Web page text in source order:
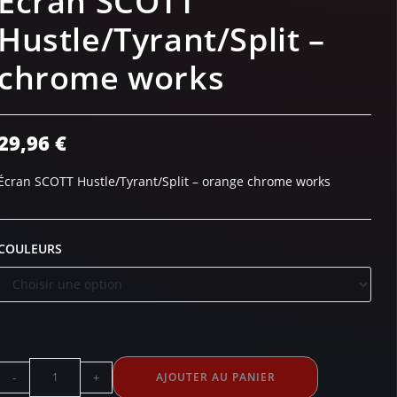
Tyrant/Split –
works
€
SCOTT Hustle/Tyrant/Split – orange chrome works
- + AJOUTER AU PANIER